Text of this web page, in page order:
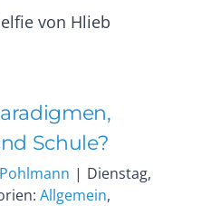
Schule?
| Dienstag,
Allgemein,